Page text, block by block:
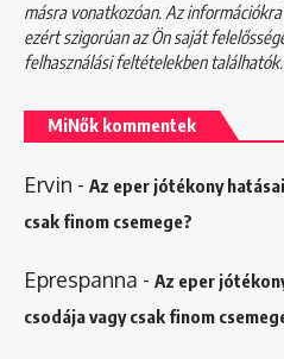
másra vonatkozóan. Az
ezért szigorúan az Ön saját
felhasználási feltételekbentalálhatók.
MiNők kommentek
Ervin - Az eper jótékony
csak finom csemege?
Eprespanna - Az eper
csodája vagy csak finom